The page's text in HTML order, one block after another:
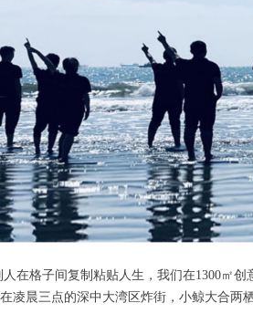
子间复制粘贴人生，我们在1300㎡创意
凌晨三点的深中大湾区炸街，小鲸大合